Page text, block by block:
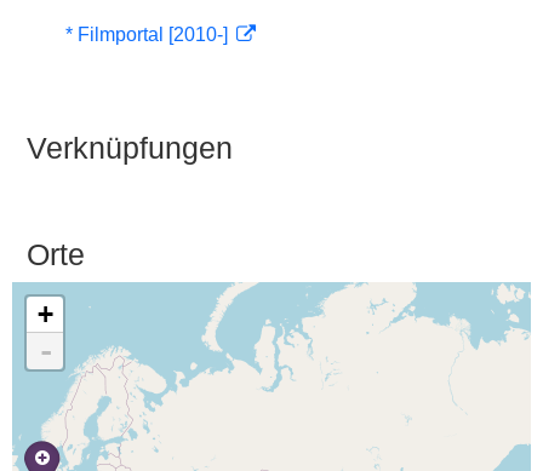
* Filmportal [2010-]
Verknüpfungen
Orte
+
-